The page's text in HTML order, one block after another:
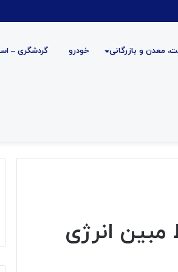
معدن و بازرگانی خودرو گردشگری –
انرژی